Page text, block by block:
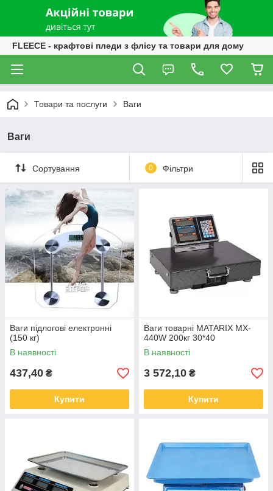
FLEECE - крафтові пледи з флісу та товари для дому
Товари та послуги Ваги
Ваги
Сортування 0 Фільтри
Ваги підлогові електронні
(150 кг)
В наявності
437,40 ₴
Купити
Ваги товарні MATARIX MX-
440W 200кг 30*40
В наявності
3 572,10 ₴
Купити